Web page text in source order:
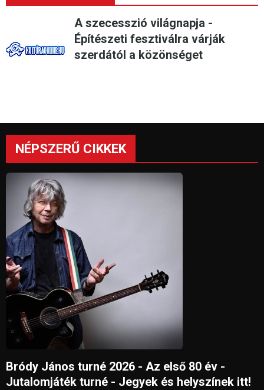
A szecesszió világnapja -
Építészeti fesztiválra várják
szerdától a közönséget
NÉPSZERŰ CIKKEK
Bródy János turné 2026 - Az első 80 év -
Jutalomjáték turné - Jegyek és helyszínek itt!